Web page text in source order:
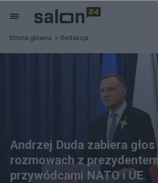
Strona główna Redakcja
Andrzej Duda zabiera głos
rozmowach z
przywódcami NATO i UE